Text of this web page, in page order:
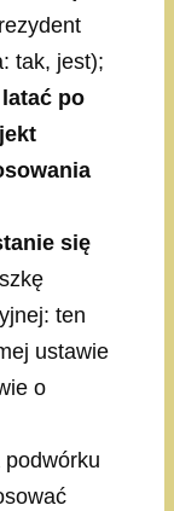
tak, jest);
po
się
ten
ustawie
o
podwórku